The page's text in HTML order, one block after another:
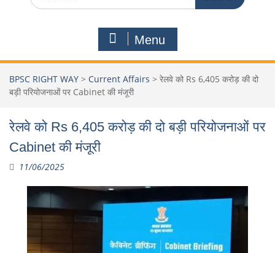
Menu
BPSC RIGHT WAY > Current Affairs > रेलवे को Rs 6,405 करोड़ की दो
बड़ी परियोजनाओं पर Cabinet की मंजूरी
रेलवे को Rs 6,405 करोड़ की दो बड़ी परियोजनाओं पर
Cabinet की मंजूरी
11/06/2025